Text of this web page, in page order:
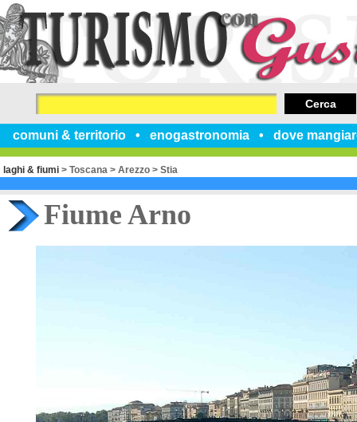
comuni & territorio enogastronomia dove
Cerca
laghi & fiumi > Toscana > Arezzo > Stia
Fiume Arno